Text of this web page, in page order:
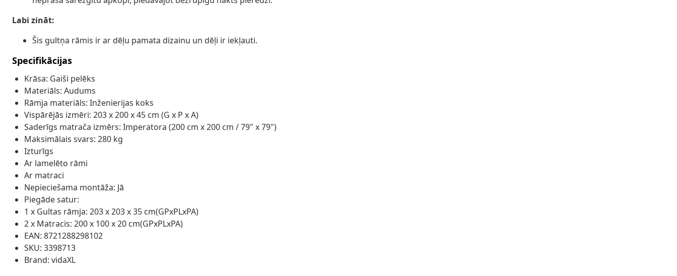
Labi zināt:
Šis gultņa rāmis ir ar dēļu pamata dizainu un dēļi ir iekļauti.
Specifikācijas
Krāsa: Gaiši pelēks
Materiāls: Audums
Rāmja materiāls: Inženierijas koks
Vispārējās izmēri: 203 x 200 x 45 cm (G x P x A)
Saderīgs matrača izmērs: Imperatora (200 cm x 200 cm / 79" x 79")
Maksimālais svars: 280 kg
Izturīgs
Ar lamelēto rāmi
Ar matraci
Nepieciešama montāža: Jā
Piegāde satur:
1 x Gultas rāmja: 203 x 203 x 35 cm(GPxPLxPA)
2 x Matracis: 200 x 100 x 20 cm(GPxPLxPA)
EAN: 8721288298102
SKU: 3398713
Brand: vidaXL